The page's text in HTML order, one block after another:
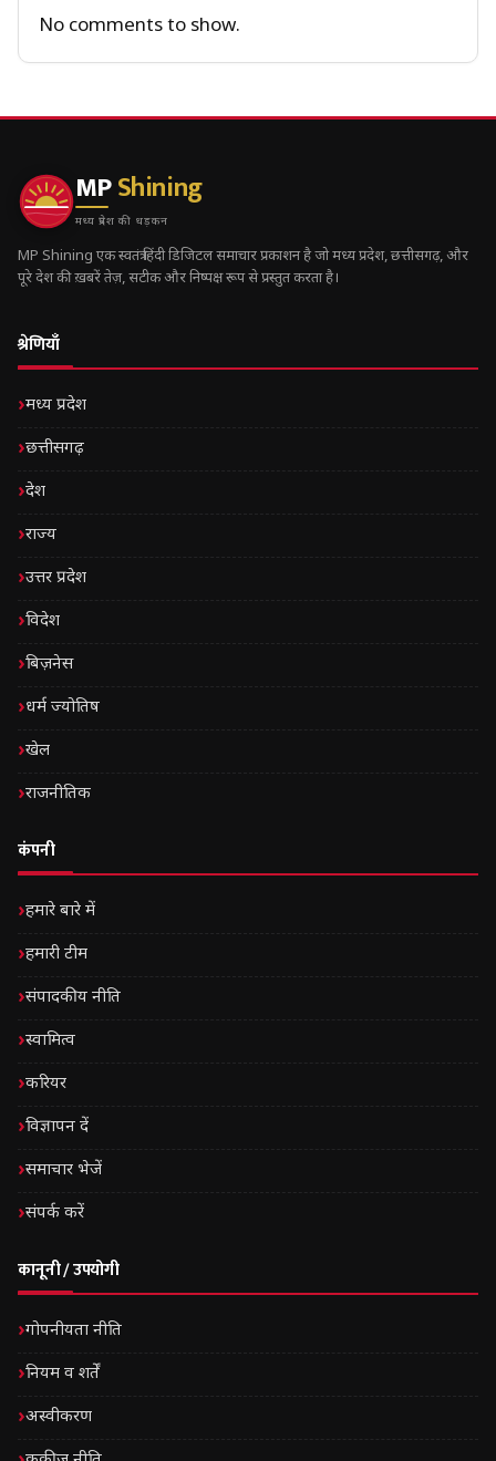
No comments to show.
MPShining
मध्य प्रदेश की धड़कन
MP Shining एक स्वतंत्र हिंदी डिजिटल समाचार प्रकाशन है जो मध्य प्रदेश, छत्तीसगढ़, और
पूरे देश की ख़बरें तेज़, सटीक और निष्पक्ष रूप से प्रस्तुत करता है।
श्रेणियाँ
मध्य प्रदेश
छत्तीसगढ़
देश
राज्य
उत्तर प्रदेश
विदेश
बिज़नेस
धर्म ज्योतिष
खेल
राजनीतिक
कंपनी
हमारे बारे में
हमारी टीम
संपादकीय नीति
स्वामित्व
करियर
विज्ञापन दें
समाचार भेजें
संपर्क करें
कानूनी / उपयोगी
गोपनीयता नीति
नियम व शर्तें
अस्वीकरण